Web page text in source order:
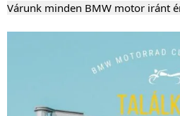
Várunk minden BMW motor iránt